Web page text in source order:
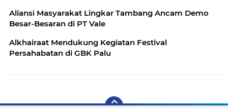
Aliansi Masyarakat Lingkar Tambang Ancam Demo
Besar-Besaran di PT Vale
Alkhairaat Mendukung Kegiatan Festival
Persahabatan di GBK Palu